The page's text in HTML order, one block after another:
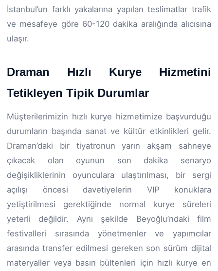
İstanbul’un farklı yakalarına yapılan teslimatlar trafik
ve mesafeye göre 60-120 dakika aralığında alıcısına
ulaşır.
Draman Hızlı Kurye Hizmetini
Tetikleyen Tipik Durumlar
Müşterilerimizin hızlı kurye hizmetimize başvurduğu
durumların başında sanat ve kültür etkinlikleri gelir.
Draman’daki bir tiyatronun yarın akşam sahneye
çıkacak olan oyunun son dakika senaryo
değişikliklerinin oyunculara ulaştırılması, bir sergi
açılışı öncesi davetiyelerin VIP konuklara
yetiştirilmesi gerektiğinde normal kurye süreleri
yeterli değildir. Aynı şekilde Beyoğlu’ndaki film
festivalleri sırasında yönetmenler ve yapımcılar
arasında transfer edilmesi gereken son sürüm dijital
materyaller veya basın bültenleri için hızlı kurye en